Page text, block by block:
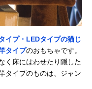
イプ・LEDタイプの猫じ
タイプのおもちゃです。
く床にはわせたり隠した
タイプのものは、ジャン